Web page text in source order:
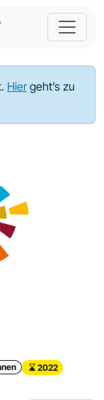
Hiergeht’s zu
2022